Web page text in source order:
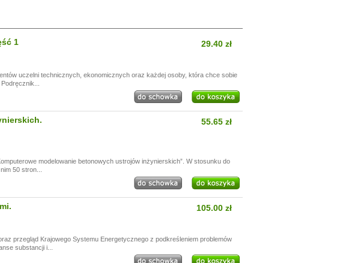
1 29.40 zł
uczelni technicznych, ekonomicznych oraz każdej osoby, która chce sobie
55.65 zł
modelowanie betonowych ustrojów inżynierskich”. W stosunku do
50 stron...
105.00 zł
przegląd Krajowego Systemu Energetycznego z podkreśleniem problemów
substancji i...